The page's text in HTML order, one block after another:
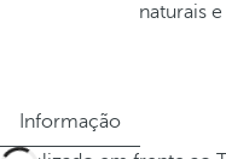
naturais
Informação